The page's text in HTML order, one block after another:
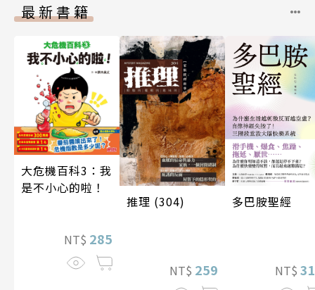
最新書籍
大危機百科3：我
是不小心的啦！
NT$ 285
推理 (304)
NT$ 259
多巴胺聖經
NT$